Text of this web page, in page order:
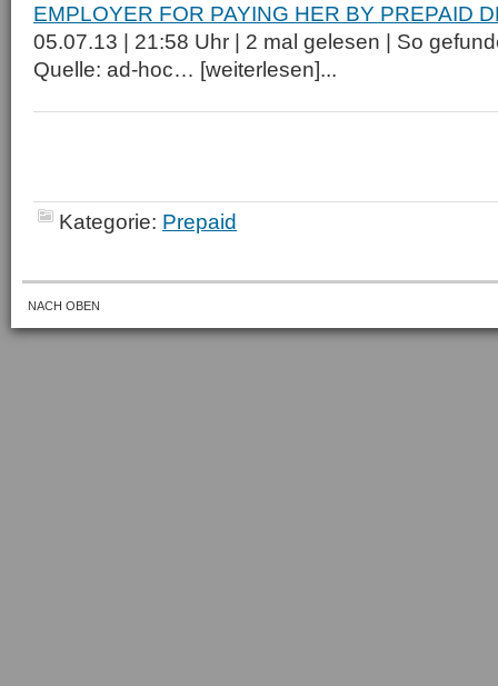
EMPLOYER FOR PAYING HER BY PREPAID
05.07.13 | 21:58 Uhr | 2 mal gelesen | So
Quelle: ad-hoc… [weiterlesen]...
Kategorie: Prepaid
NACH OBEN